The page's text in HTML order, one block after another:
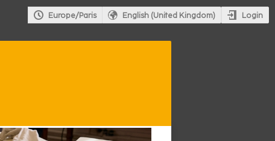
Europe/Paris English (United Kingdom) Login